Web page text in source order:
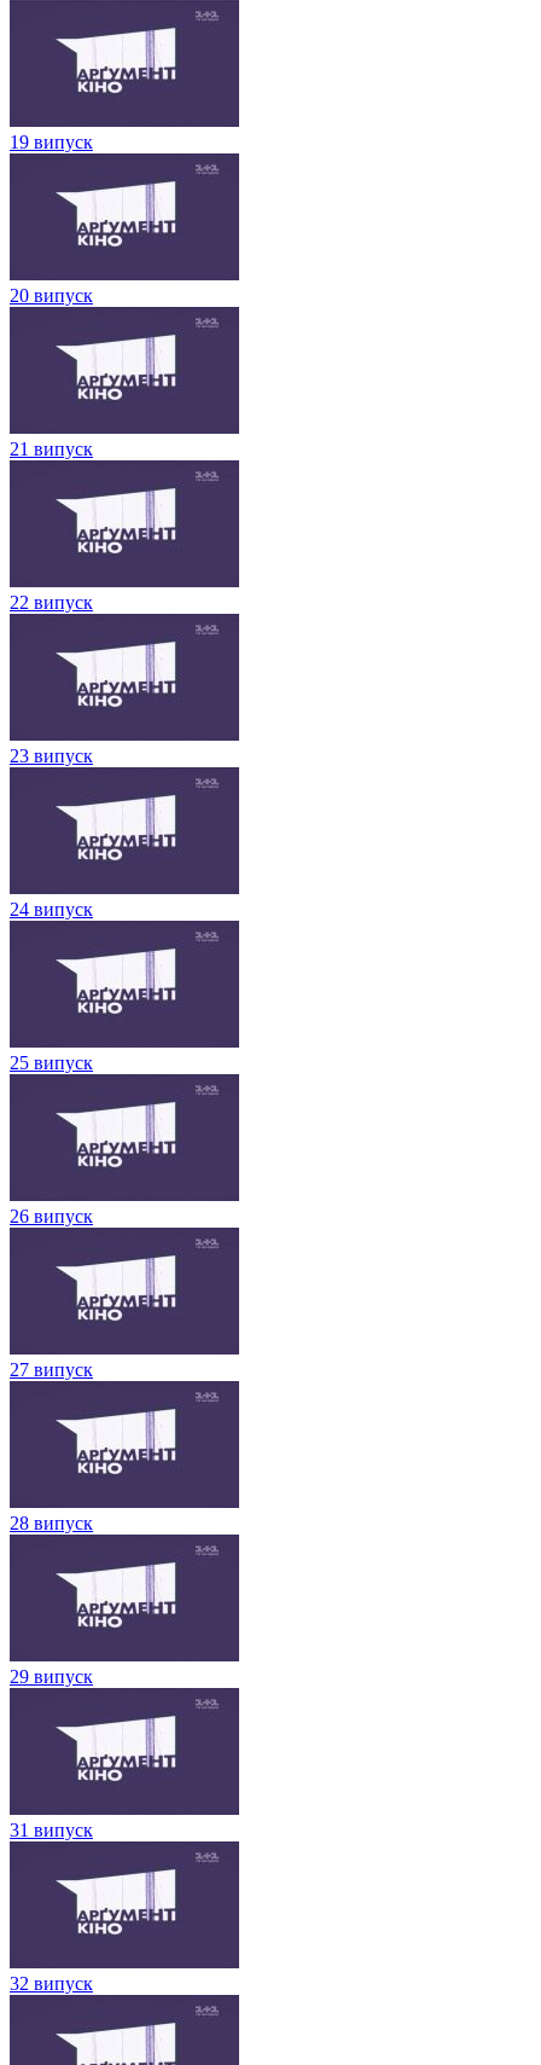
19 випуск
20 випуск
21 випуск
22 випуск
23 випуск
24 випуск
25 випуск
26 випуск
27 випуск
28 випуск
29 випуск
31 випуск
32 випуск